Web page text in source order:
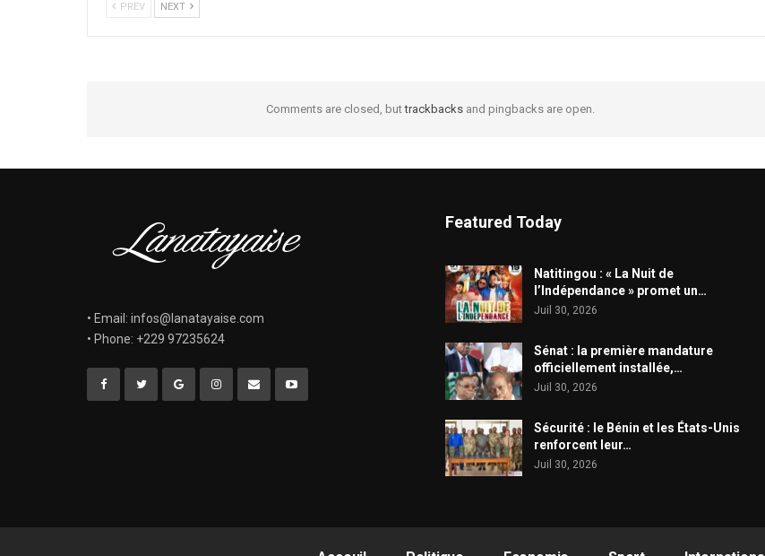
PREV NEXT
Comments are closed, buttrackbacksand pingbacks are open.
• Email: infos@lanatayaise.com
• Phone: +229 97235624
Featured Today
​Natitingou : « La Nuit de
l’Indépendance » promet un…
Juil 30, 2026
Sénat : la première mandature
officiellement installée,…
Juil 30, 2026
Sécurité : le Bénin et les États-Unis
renforcent leur…
Juil 30, 2026